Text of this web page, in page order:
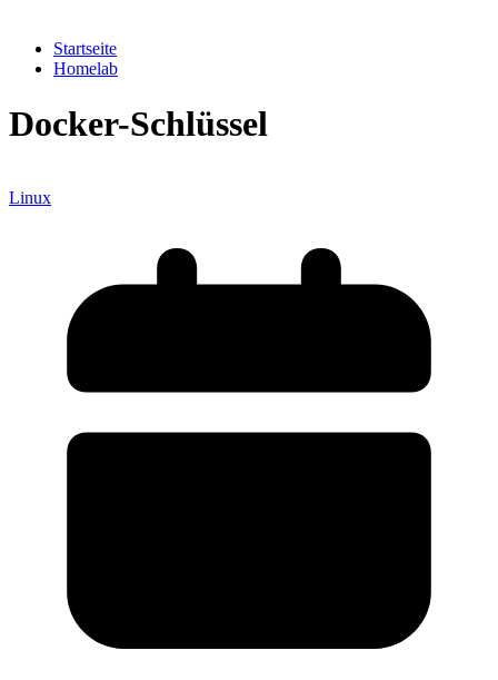
Startseite
Homelab
Docker-Schlüssel
Linux